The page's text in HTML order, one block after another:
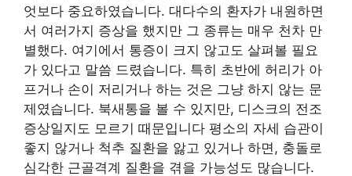
엇보다 중요하였습니다. 대다수의 환자가 내원하면
서 여러가지 증상을 했지만 그 종류는 매우 천차 만
별했다. 여기에서 통증이 크지 않고도 살펴볼 필요
가 있다고 말씀 드렸습니다. 특히 초반에 허리가 아
프거나 손이 저리거나 하는 것은 그냥 하지 않는 문
제였습니다. 북새통을 볼 수 있지만, 디스크의 전조
증상일지도 모르기 때문입니다 평소의 자세 습관이
좋지 않거나 척추 질환을 앓고 있거나 하면, 충돌로
심각한 근골격계 질환을 겪을 가능성도 많습니다.